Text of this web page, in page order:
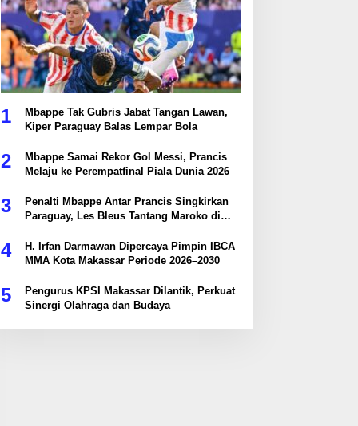
1
Mbappe Tak Gubris Jabat Tangan Lawan,
Kiper Paraguay Balas Lempar Bola
2
Mbappe Samai Rekor Gol Messi, Prancis
Melaju ke Perempatfinal Piala Dunia 2026
3
Penalti Mbappe Antar Prancis Singkirkan
Paraguay, Les Bleus Tantang Maroko di
4
H. Irfan Darmawan Dipercaya Pimpin IBCA
MMA Kota Makassar Periode 2026–2030
5
Pengurus KPSI Makassar Dilantik, Perkuat
Sinergi Olahraga dan Budaya